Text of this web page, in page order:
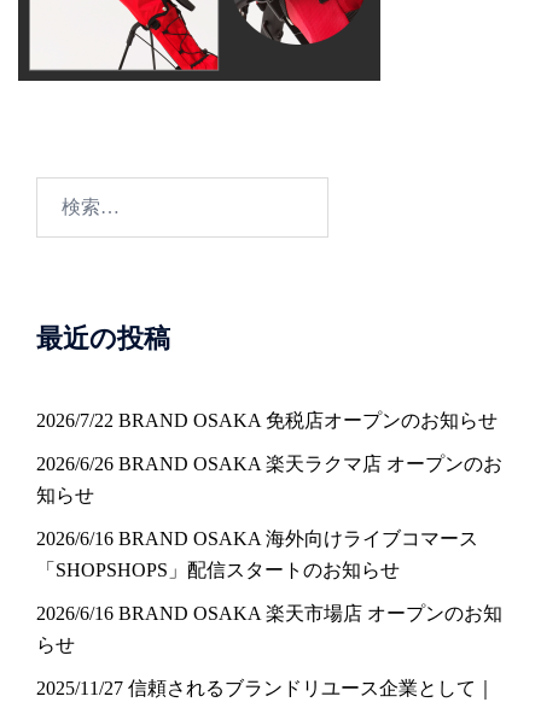
最近の投稿
2026/7/22 BRAND OSAKA 免税店オープンのお知らせ
2026/6/26 BRAND OSAKA 楽天ラクマ店 オープンのお
知らせ
2026/6/16 BRAND OSAKA 海外向けライブコマース
「SHOPSHOPS」配信スタートのお知らせ
2026/6/16 BRAND OSAKA 楽天市場店 オープンのお知
らせ
2025/11/27 信頼されるブランドリユース企業として｜